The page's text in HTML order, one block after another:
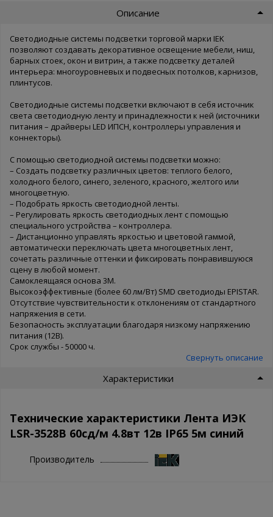
Описание
Светодиодные системы подсветки торговой марки IEK
позволяют создавать декоративное освещение мебели, ниш,
барных стоек, окон и витрин, а также подсветку деталей
интерьера: многоуровневых и подвесных потолков, карнизов,
плинтусов.
Светодиодные системы подсветки включают в себя источник
света светодиодную ленту и принадлежности к ней (источники
питания – драйверы LED ИПСН, контроллеры управления и
коннекторы).
С помощью светодиодной системы подсветки можно:
– Создать подсветку различных цветов: теплого белого,
холодного белого, синего, зеленого, красного, желтого или
многоцветную.
– Подобрать яркость светодиодной ленты.
– Регулировать яркость светодиодных лент с помощью
специального устройства – контроллера.
– Дистанционно управлять яркостью и цветовой гаммой,
автоматически переключать цвета многоцветных лент,
сочетать различные оттенки и фиксировать понравившуюся
сцену в любой момент.
Самоклеящаяся основа 3М.
Высокоэффективные (более 60 лм/Вт) SMD светодиоды EPISTAR.
Отсутствие чувствительности к отклонениям от стандартного
напряжения в сети.
Безопасность эксплуатации благодаря низкому напряжению
питания (12В).
Срок службы - 50000 ч.
Свернуть описание
Характеристики
Технические характеристики Лента ИЭК
LSR-3528B 60сд/м 4.8вт 12в IP65 5м синий
Производитель